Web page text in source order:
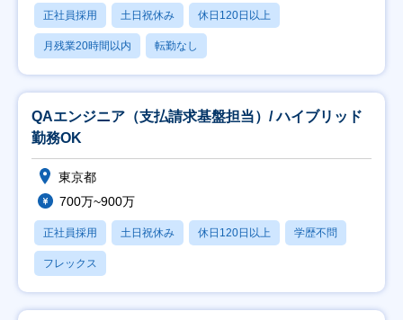
正社員採用 土日祝休み 休日120日以上
月残業20時間以内 転勤なし
QAエンジニア（支払請求基盤担当）/ ハイブリッド
勤務OK
東京都
700万~900万
正社員採用 土日祝休み 休日120日以上 学歴不問
フレックス